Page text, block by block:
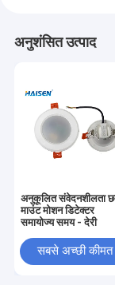
अनुशंसित उत्पाद
अनुकूलित संवेदनशीलता
माउंट मोशन डिटेक्टर
समायोज्य समय - देरी
सबसे अच्छी कीमत